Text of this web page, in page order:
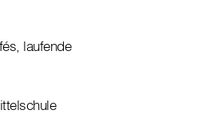
laufende